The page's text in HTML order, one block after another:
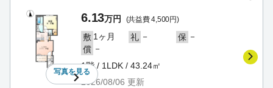
写真を見る
6.13万円 (共益費 4,500円)
敷 1ヶ月 礼 － 保 －
償 －
1階 / 1LDK / 43.24㎡
2026/08/06 更新